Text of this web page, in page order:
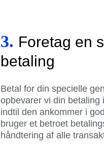
3. Foretag en
betaling
Betal for din specielle
opbevarer vi din betaling
indtil den ankommer i
bruger et betroet
håndtering af alle